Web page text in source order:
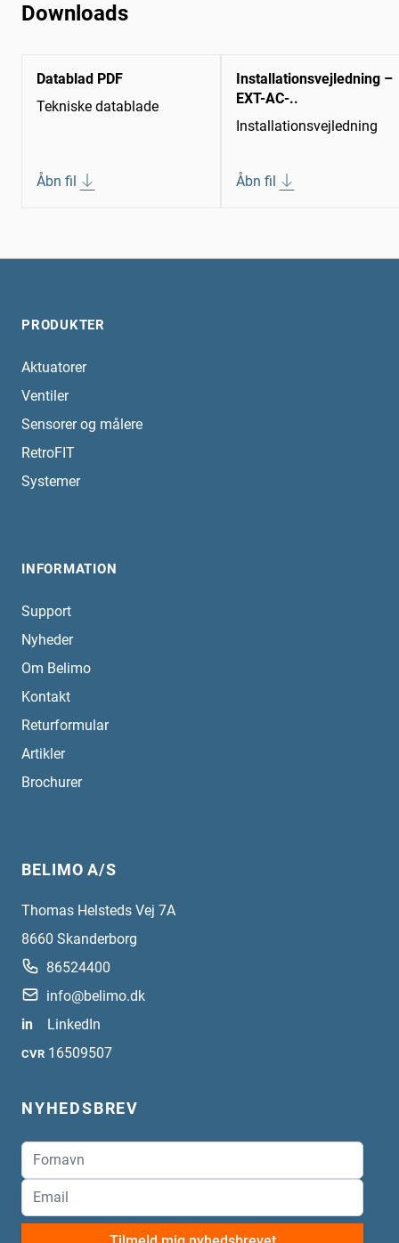
Downloads
Datablad PDF
Tekniske datablade
Åbn fil
Installationsvejledning –
EXT-AC-..
Installationsvejledning
Åbn fil
PRODUKTER
Aktuatorer
Ventiler
Sensorer og målere
RetroFIT
Systemer
INFORMATION
Support
Nyheder
Om Belimo
Kontakt
Returformular
Artikler
Brochurer
BELIMO A/S
Thomas Helsteds Vej 7A
8660 Skanderborg
86524400
info@belimo.dk
in
LinkedIn
CVR 16509507
NYHEDSBREV